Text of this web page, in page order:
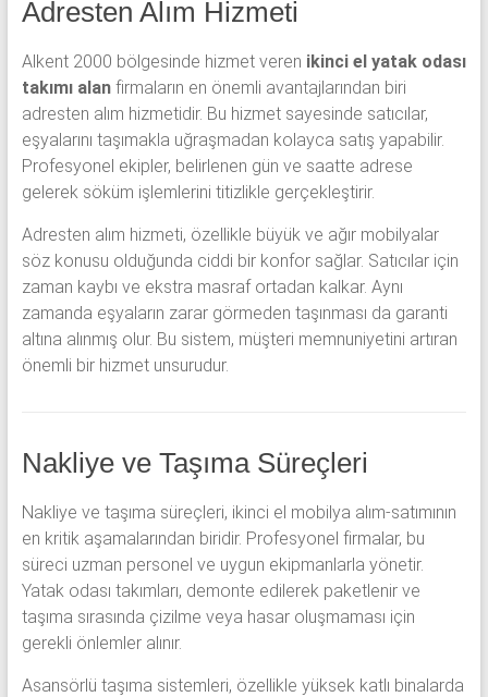
Adresten Alım Hizmeti
Alkent 2000 bölgesinde hizmet veren ikinci el yatak odası
takımı alanfirmaların en önemli avantajlarından biri
adresten alım hizmetidir. Bu hizmet sayesinde satıcılar,
eşyalarını taşımakla uğraşmadan kolayca satış yapabilir.
Profesyonel ekipler, belirlenen gün ve saatte adrese
gelerek söküm işlemlerini titizlikle gerçekleştirir.
Adresten alım hizmeti, özellikle büyük ve ağır mobilyalar
söz konusu olduğunda ciddi bir konfor sağlar. Satıcılar için
zaman kaybı ve ekstra masraf ortadan kalkar. Aynı
zamanda eşyaların zarar görmeden taşınması da garanti
altına alınmış olur. Bu sistem, müşteri memnuniyetini artıran
önemli bir hizmet unsurudur.
Nakliye ve Taşıma Süreçleri
Nakliye ve taşıma süreçleri, ikinci el mobilya alım-satımının
en kritik aşamalarından biridir. Profesyonel firmalar, bu
süreci uzman personel ve uygun ekipmanlarla yönetir.
Yatak odası takımları, demonte edilerek paketlenir ve
taşıma sırasında çizilme veya hasar oluşmaması için
gerekli önlemler alınır.
Asansörlü taşıma sistemleri, özellikle yüksek katlı binalarda